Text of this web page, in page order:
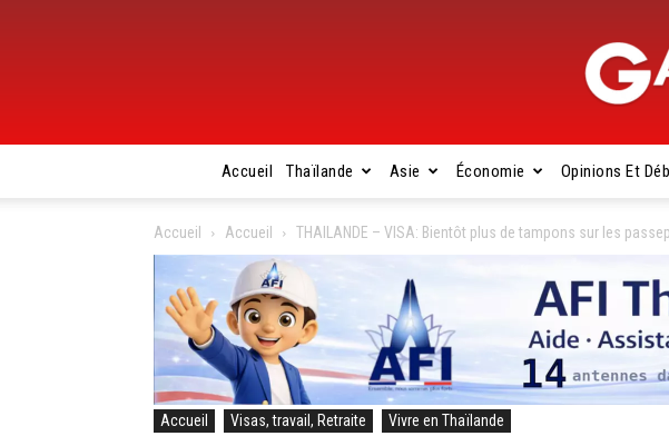
Accueil Thaïlande Asie Économie Opinions Et
Accueil Accueil THAILANDE – VISA: Bientôt plus de tampons sur les
Accueil Visas, travail, Retraite Vivre en Thaïlande